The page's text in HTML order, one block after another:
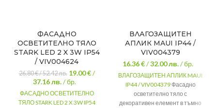
ФАСАДНО
ОСВЕТИТЕЛНО ТЯЛО
STARK LED 2 X 3W IP54
/ VIV004624
26.80 €/52.42лв. 19.00 €/
37.16лв. / бр.
ФАСАДНО ОСВЕТИТЕЛНО
ТЯЛО STARK LED 2 X 3W IP54
ВЛАГОЗАЩИТЕН
АПЛИК MAUI IP44 /
VIV004379
16.36 €/32.00лв./ бр.
ВЛАГОЗАЩИТЕН АПЛИК MAUI
IP44 / VIV004379Фасадно
осветително тяло с
декоративен елемент в тъмно